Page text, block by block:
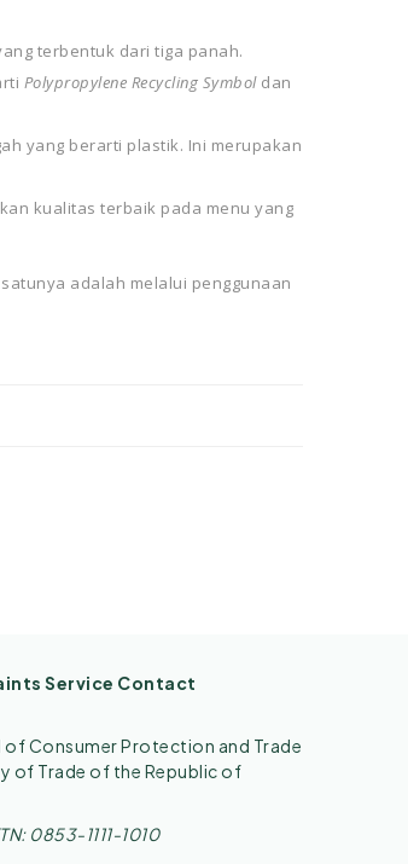
terbentuk dari tiga panah.
Polypropylene Recycling Symbol dan
yang berarti plastik. Ini merupakan
kualitas terbaik pada menu yang
adalah melalui penggunaan
Service Contact
Consumer Protection and Trade
of Trade of the Republic of
0853-1111-1010